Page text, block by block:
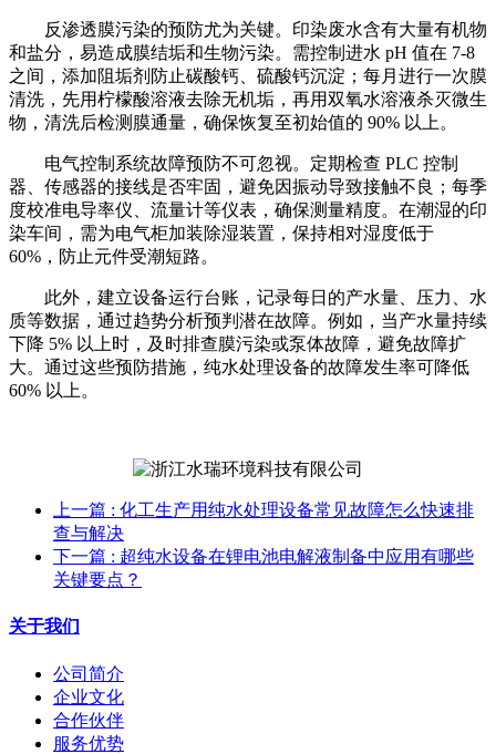
反渗透膜污染的预防尤为关键。印染废水含有大量有机物
和盐分，易造成膜结垢和生物污染。需控制进水 pH 值在 7-8
之间，添加阻垢剂防止碳酸钙、硫酸钙沉淀；每月进行一次膜
清洗，先用柠檬酸溶液去除无机垢，再用双氧水溶液杀灭微生
物，清洗后检测膜通量，确保恢复至初始值的 90% 以上。
电气控制系统故障预防不可忽视。定期检查 PLC 控制
器、传感器的接线是否牢固，避免因振动导致接触不良；每季
度校准电导率仪、流量计等仪表，确保测量精度。在潮湿的印
染车间，需为电气柜加装除湿装置，保持相对湿度低于
60%，防止元件受潮短路。
此外，建立设备运行台账，记录每日的产水量、压力、水
质等数据，通过趋势分析预判潜在故障。例如，当产水量持续
下降 5% 以上时，及时排查膜污染或泵体故障，避免故障扩
大。通过这些预防措施，纯水处理设备的故障发生率可降低
60% 以上。
上一篇 : 化工生产用纯水处理设备常见故障怎么快速排
查与解决
下一篇 : 超纯水设备在锂电池电解液制备中应用有哪些
关键要点？
关于我们
公司简介
企业文化
合作伙伴
服务优势